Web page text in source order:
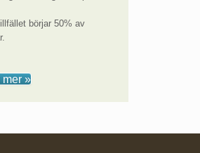
börjar 50% av
mer »